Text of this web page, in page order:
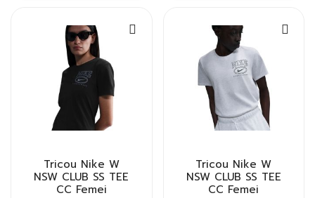
Tricou Nike W
NSW CLUB SS TEE
CC Femei
Tricou Nike W
NSW CLUB SS TEE
CC Femei